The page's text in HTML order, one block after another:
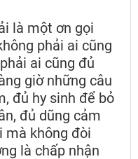
là một ơn gọi
phải ai cũng
ai cũng đủ
giờ những câu
đủ hy sinh để bỏ
đủ dũng cảm
mà không đòi
là chấp nhận